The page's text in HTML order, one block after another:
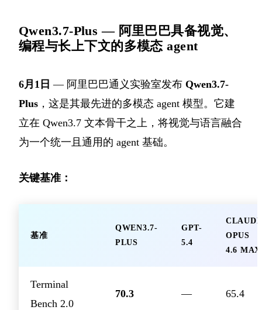
Qwen3.7-Plus — 阿里巴巴具备视觉、
编程与长上下文的多模态 agent
6月1日 — 阿里巴巴通义实验室发布 Qwen3.7-
Plus ，这是其最先进的多模态 agent 模型。它建
立在 Qwen3.7 文本骨干之上，将视觉与语言融合
为一个统一且通用的 agent 基础。
关键基准：
基准
QWEN3.7-
PLUS
GPT-
5.4
CLAUDE
OPUS
4.6 MAX
Terminal
Bench 2.0
70.3 — 65.4